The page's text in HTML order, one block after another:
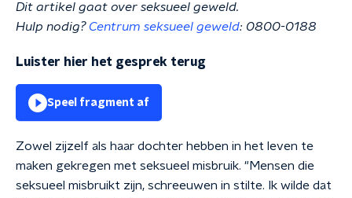
Dit artikel gaat over seksueel geweld.
Hulp nodig? Centrum seksueel geweld: 0800-0188
Luister hier het gesprek terug
Speel fragment af
Zowel zijzelf als haar dochter hebben in het leven te
maken gekregen met seksueel misbruik. "Mensen die
seksueel misbruikt zijn, schreeuwen in stilte. Ik wilde dat